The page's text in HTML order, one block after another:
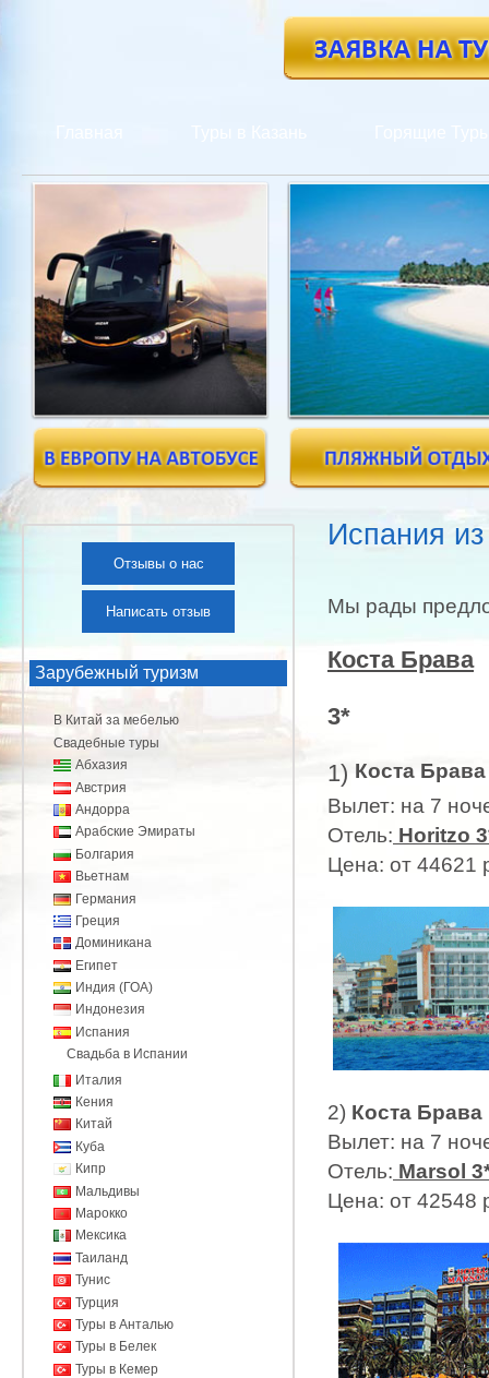
Испания
Мы рады
Коста Брава
3*
1) Коста Брава
Вылет: на 7
Отель: Horitzo
Цена: от 44621
2) Коста Брава
Вылет: на 7
Отель: Marsol
Цена: от 42548
Отзывы о нас
Написать отзыв
Зарубежный туризм
В Китай за мебелью
Свадебные туры
Абхазия
Австрия
Андорра
Арабские Эмираты
Болгария
Вьетнам
Германия
Греция
Доминикана
Египет
Индия (ГОА)
Индонезия
Испания
Свадьба в Испании
Италия
Кения
Китай
Куба
Кипр
Мальдивы
Марокко
Мексика
Таиланд
Тунис
Турция
Туры в Анталью
Туры в Белек
Туры в Кемер